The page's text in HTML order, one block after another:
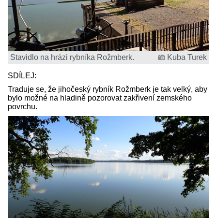
Stavidlo na hrázi rybníka Rožmberk. Kuba Turek
SDÍLEJ:
Traduje se, že jihočeský rybník Rožmberk je tak velký, aby
bylo možné na hladině pozorovat zakřivení zemského
povrchu.